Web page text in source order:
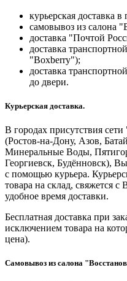
курьерская доставка в
самовывоз из салона
доставка "Почтой
доставка
"Boxberry");
доставка
до двери.
Курьерская доставка.
В городах присутствия
(Ростов-на-Дону, Азов,
Минеральные Воды,
Георгиевск, Будённовск),
с помощью курьера.
товара на склад, свяжется
удобное время доставки.
Бесплатная доставка при
исключением товара на
цена).
Самовывоз из салона